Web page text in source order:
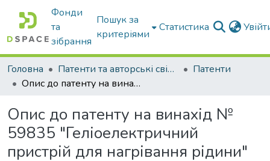
Фонди
та
зібрання
Пошук за
критеріями
Статистика
Головна Патенти та авторські свідоцтва
Патенти
Опис до патенту на винахід № 59835 "Геліоелектричний пристрій для нагрівання рідини"
Опис до патенту на винахід №
59835 "Геліоелектричний
пристрій для нагрівання рідини"